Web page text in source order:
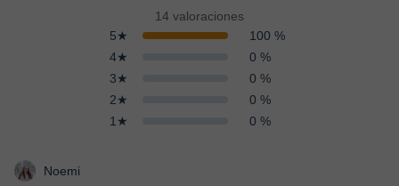
14 valoraciones
5★
100 %
4★
0 %
3★
0 %
2★
0 %
1★
0 %
Noemi